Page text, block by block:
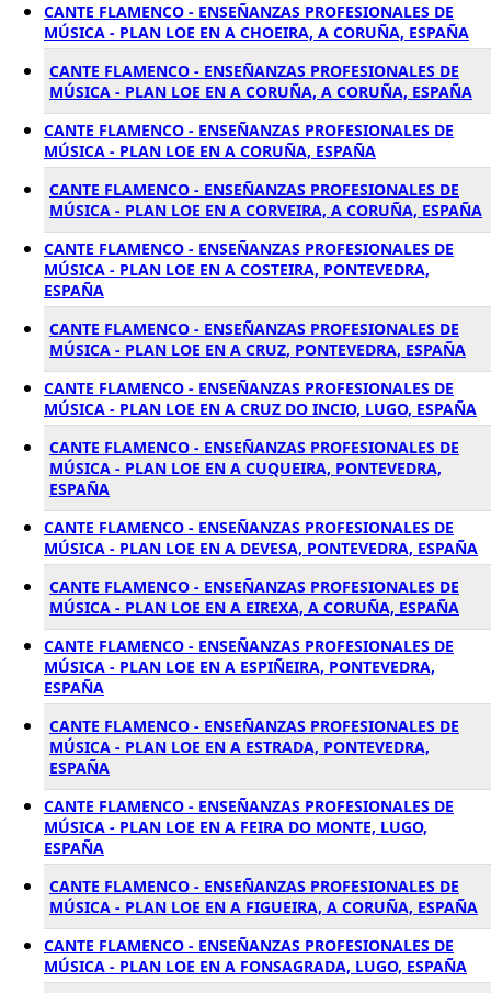
CANTE FLAMENCO - ENSEÑANZAS PROFESIONALES DE
MÚSICA - PLAN LOE EN A CHOEIRA, A CORUÑA, ESPAÑA
CANTE FLAMENCO - ENSEÑANZAS PROFESIONALES DE
MÚSICA - PLAN LOE EN A CORUÑA, A CORUÑA, ESPAÑA
CANTE FLAMENCO - ENSEÑANZAS PROFESIONALES DE
MÚSICA - PLAN LOE EN A CORUÑA, ESPAÑA
CANTE FLAMENCO - ENSEÑANZAS PROFESIONALES DE
MÚSICA - PLAN LOE EN A CORVEIRA, A CORUÑA, ESPAÑA
CANTE FLAMENCO - ENSEÑANZAS PROFESIONALES DE
MÚSICA - PLAN LOE EN A COSTEIRA, PONTEVEDRA,
ESPAÑA
CANTE FLAMENCO - ENSEÑANZAS PROFESIONALES DE
MÚSICA - PLAN LOE EN A CRUZ, PONTEVEDRA, ESPAÑA
CANTE FLAMENCO - ENSEÑANZAS PROFESIONALES DE
MÚSICA - PLAN LOE EN A CRUZ DO INCIO, LUGO, ESPAÑA
CANTE FLAMENCO - ENSEÑANZAS PROFESIONALES DE
MÚSICA - PLAN LOE EN A CUQUEIRA, PONTEVEDRA,
ESPAÑA
CANTE FLAMENCO - ENSEÑANZAS PROFESIONALES DE
MÚSICA - PLAN LOE EN A DEVESA, PONTEVEDRA, ESPAÑA
CANTE FLAMENCO - ENSEÑANZAS PROFESIONALES DE
MÚSICA - PLAN LOE EN A EIREXA, A CORUÑA, ESPAÑA
CANTE FLAMENCO - ENSEÑANZAS PROFESIONALES DE
MÚSICA - PLAN LOE EN A ESPIÑEIRA, PONTEVEDRA,
ESPAÑA
CANTE FLAMENCO - ENSEÑANZAS PROFESIONALES DE
MÚSICA - PLAN LOE EN A ESTRADA, PONTEVEDRA,
ESPAÑA
CANTE FLAMENCO - ENSEÑANZAS PROFESIONALES DE
MÚSICA - PLAN LOE EN A FEIRA DO MONTE, LUGO,
ESPAÑA
CANTE FLAMENCO - ENSEÑANZAS PROFESIONALES DE
MÚSICA - PLAN LOE EN A FIGUEIRA, A CORUÑA, ESPAÑA
CANTE FLAMENCO - ENSEÑANZAS PROFESIONALES DE
MÚSICA - PLAN LOE EN A FONSAGRADA, LUGO, ESPAÑA